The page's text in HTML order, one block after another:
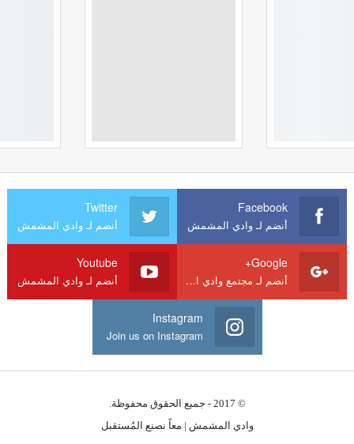
Facebook
أنضم لـ وادي المشمش
Twitter
أنضم لـ وادي المشمش
Google+
أنضم لـ مجتمع وادي المشمش
Youtube
أنضم لـ وادي المشمش
Instagram
Join us on Instagram
© 2017 - جميع الحقوق محفوظة.
وادي المشمش | معاً نصنع المُستقبل